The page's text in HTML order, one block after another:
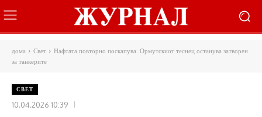
дома Свет
Нафтата повторно поскапува: Ормутскиот теснец останува затворен
за танкерите
СВЕТ
10.04.2026 10:39